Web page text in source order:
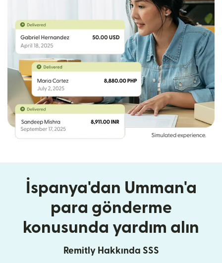
İspanya'dan Umman'a
para gönderme
konusunda yardım alın
Remitly Hakkında SSS